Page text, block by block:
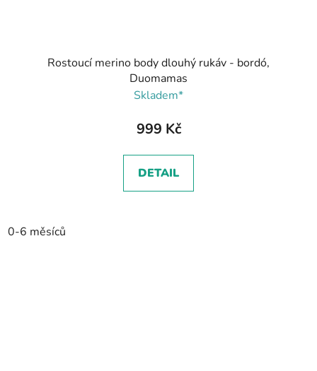
Rostoucí merino body dlouhý rukáv - bordó,
Duomamas
Skladem*
999 Kč
DETAIL
0-6 měsíců